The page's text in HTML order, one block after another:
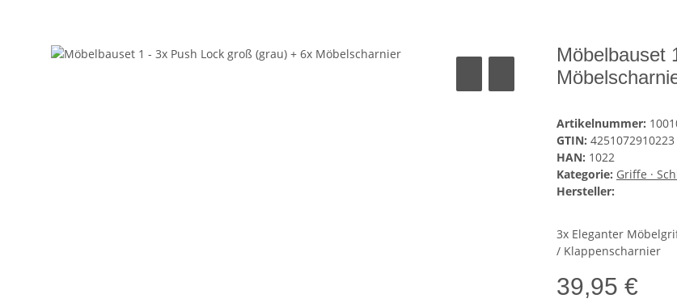
Möbelbauset
Artikelnummer:
GTIN: 4251072910223
HAN: 1022
Kategorie: Griffe ·
Hersteller:
3x Eleganter
/ Klappenscharnier
39,95 €